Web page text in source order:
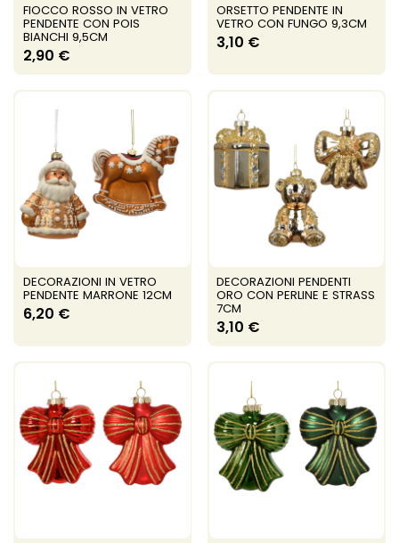
FIOCCO ROSSO IN VETRO
PENDENTE CON POIS
BIANCHI 9,5CM
2,90 €
ORSETTO PENDENTE IN
VETRO CON FUNGO 9,3CM
3,10 €
DECORAZIONI IN VETRO
PENDENTE MARRONE 12CM
6,20 €
DECORAZIONI PENDENTI
ORO CON PERLINE E STRASS
7CM
3,10 €